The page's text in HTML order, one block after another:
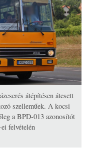
átépítésen átesett
szelleműek. A kocsi
a BPD-013 azonosítót
felvételén